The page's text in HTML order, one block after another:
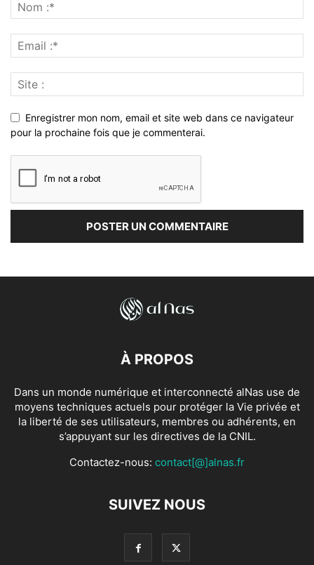
Enregistrer mon nom, email et site web dans ce navigateur
pour la prochaine fois que je commenterai.
À PROPOS
Dans un monde numérique et interconnecté alNas use de
moyens techniques actuels pour protéger la Vie privée et
la liberté de ses utilisateurs, membres ou adhérents, en
s’appuyant sur les directives de la CNIL.
Contactez-nous: contact[@]alnas.fr
SUIVEZ NOUS